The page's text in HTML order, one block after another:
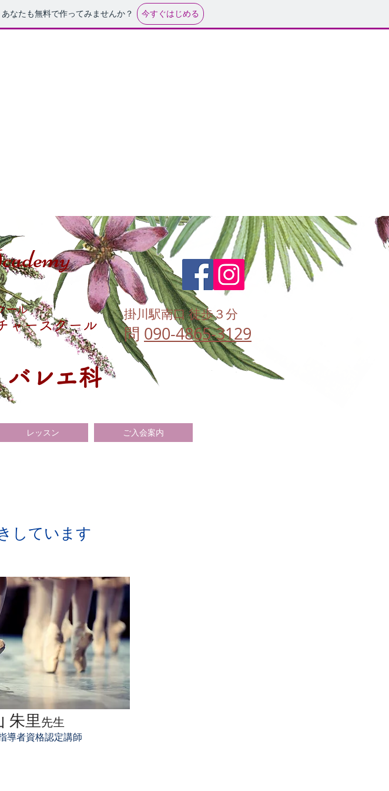
なたも無料で作ってみませんか？ 今すぐはじめる
ール
ャースクール
掛川駅南口 徒歩３分
問 090-4865-3129
バレエ科
レッスン ご入会案内
しています
朱里先生
導者資格認定講師